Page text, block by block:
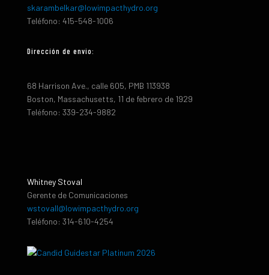
skarambelkar@lowimpacthydro.org
Teléfono: 415-548-1006
Dirección de envio:
68 Harrison Ave., calle 605, PMB 113938
Boston, Massachusetts, 11 de febrero de 1929
Teléfono: 339-234-9882
Whitney Stoval
Gerente de Comunicaciones
wstovall@lowimpacthydro.org
Teléfono: 314-610-4254